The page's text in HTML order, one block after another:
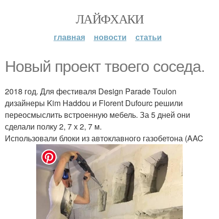
ЛАЙФХАКИ
главная новости статьи
Новый проект твоего соседа.
2018 год. Для фестиваля Design Parade Toulon
дизайнеры Kim Haddou и Florent Dufourc решили
переосмыслить встроенную мебель. За 5 дней они
сделали полку 2, 7 х 2, 7 м.
Использовали блоки из автоклавного газобетона (AAC